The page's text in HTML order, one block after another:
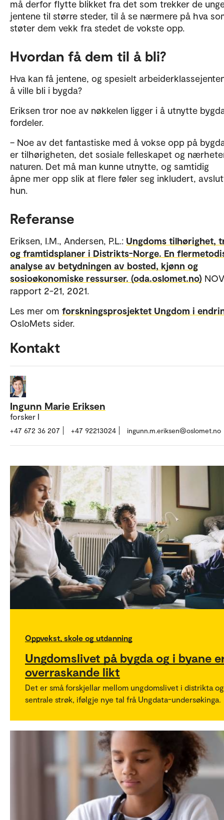
må derfor flytte blikket fra det som trekker de
jentene til større steder, til å se nærmere på hva
støter dem vekk fra stedet de vokste opp.
Hvordan få dem til å bli?
Hva kan få jentene, og spesielt
å ville bli i bygda?
Eriksen tror noe av nøkkelen ligger i å utnytte
fordeler.
– Noe av det fantastiske med å vokse opp på
er tilhørigheten, det sosiale felleskapet og
naturen. Det må man kunne utnytte, og samtidig
åpne mer opp slik at flere føler seg inkludert,
hun.
Referanse
Eriksen, I.M., Andersen, P.L.: Ungdoms tilhørighet,
og framtidsplaner i Distrikts-Norge. En
analyse av betydningen av bosted, kjønn og
sosioøkonomiske ressurser. (oda.oslomet.no)
rapport 2-21, 2021.
Les mer om forskningsprosjektet Ungdom i
OsloMets sider.
Kontakt
Ingunn Marie Eriksen
forsker I
+47 672 36 207 +47 92213024 ingunn.m.eriksen@oslomet.no
Oppvekst, skole og utdanning
Ungdomslivet på bygda og i byane
overraskande likt
Det er små forskjellar mellom ungdomslivet i distrikta
sentrale strøk, ifølgje nye tal frå Ungdata-undersøkinga.